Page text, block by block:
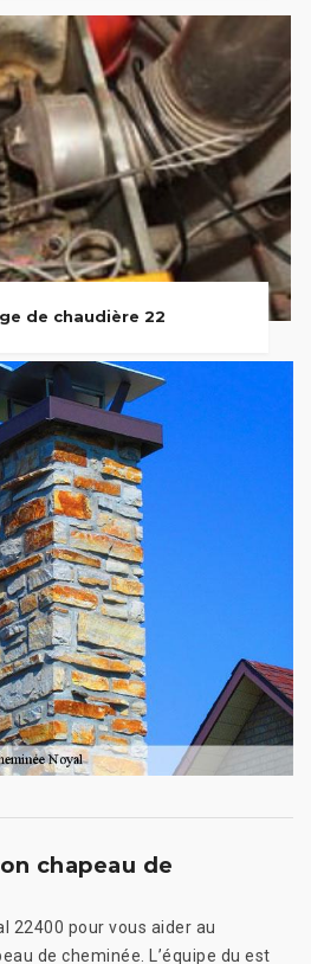
de chaudière 22
chapeau de
22400 pour vous aider au
de cheminée. L’équipe du est